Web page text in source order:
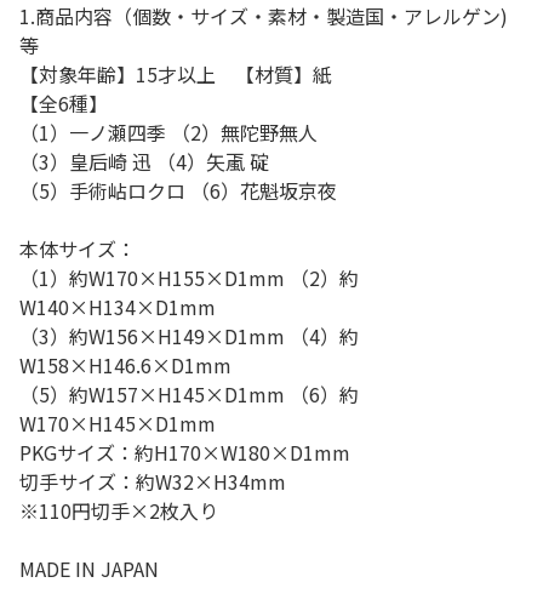
1.商品内容（個数・サイズ・素材・製造国・アレルゲン)
等
【対象年齢】15才以上 【材質】紙
【全6種】
（1）一ノ瀬四季 （2）無陀野無人
（3）皇后崎 迅 （4）矢颪 碇
（5）手術岾ロクロ （6）花魁坂京夜
本体サイズ：
（1）約W170×H155×D1mm （2）約
W140×H134×D1mm
（3）約W156×H149×D1mm （4）約
W158×H146.6×D1mm
（5）約W157×H145×D1mm （6）約
W170×H145×D1mm
PKGサイズ：約H170×W180×D1mm
切手サイズ：約W32×H34mm
※110円切手×2枚入り
MADE IN JAPAN